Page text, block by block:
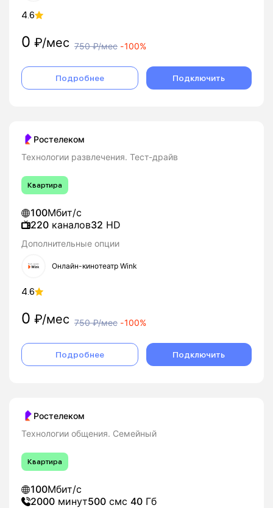
4.6
0 ₽/мес 750₽/мес -100%
Подробнее Подключить
Ростелеком
Технологии развлечения. Тест-драйв
Квартира
100Мбит/с
220 каналов32 HD
Дополнительные опции
Онлайн-кинотеатр Wink
4.6
0 ₽/мес 750₽/мес -100%
Подробнее Подключить
Ростелеком
Технологии общения. Семейный
Квартира
100Мбит/с
2000 минут500 смс 40 Гб